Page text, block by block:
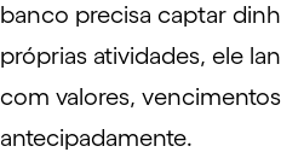
banco precisa captar
próprias atividades, ele
com valores,
antecipadamente.